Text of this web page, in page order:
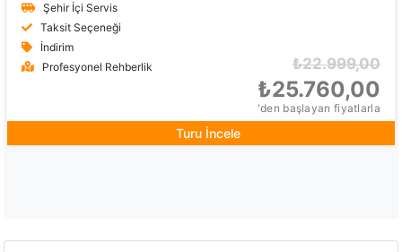
Şehir İçi Servis
Taksit Seçeneği
İndirim
Profesyonel Rehberlik
₺22.999,00
₺25.760,00
'den başlayan fiyatlarla
Turu İncele